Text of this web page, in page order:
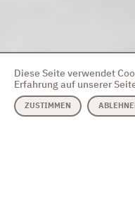
Diese Seite verwendet
Erfahrung auf unserer
ZUSTIMMEN